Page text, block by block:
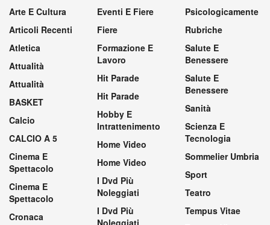
Arte E Cultura
Articoli Recenti
Atletica
Attualità
Attualità
BASKET
Calcio
CALCIO A 5
Cinema E
Spettacolo
Cinema E
Spettacolo
Cronaca
Eventi E Fiere
Fiere
Formazione E
Lavoro
Hit Parade
Hit Parade
Hobby E
Intrattenimento
Home Video
Home Video
I Dvd Più
Noleggiati
I Dvd Più
Noleggiati
Psicologicamente
Rubriche
Salute E
Benessere
Salute E
Benessere
Sanità
Scienza E
Tecnologia
Sommelier Umbria
Sport
Teatro
Tempus Vitae